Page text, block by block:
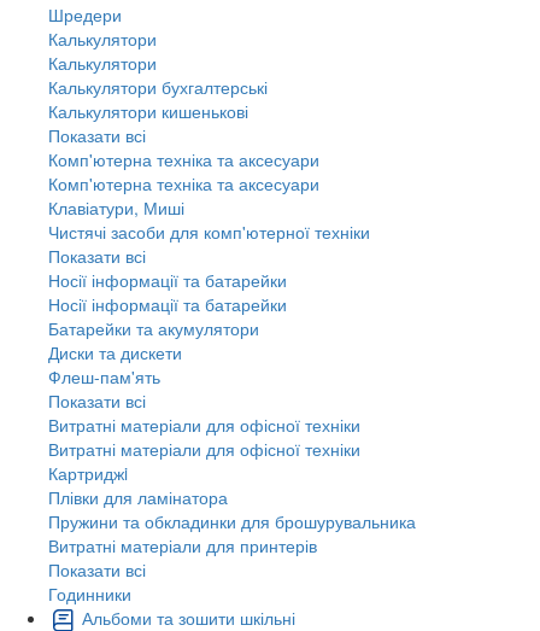
Шредери
Калькулятори
Калькулятори
Калькулятори бухгалтерські
Калькулятори кишенькові
Показати всі
Комп'ютерна техніка та аксесуари
Комп'ютерна техніка та аксесуари
Клавіатури, Миші
Чистячі засоби для комп'ютерної техніки
Показати всі
Носії інформації та батарейки
Носії інформації та батарейки
Батарейки та акумулятори
Диски та дискети
Флеш-пам'ять
Показати всі
Витратні матеріали для офісної техніки
Витратні матеріали для офісної техніки
Картриджi
Плівки для ламінатора
Пружини та обкладинки для брошурувальника
Витратні матеріали для принтерів
Показати всі
Годинники
Альбоми та зошити шкільні